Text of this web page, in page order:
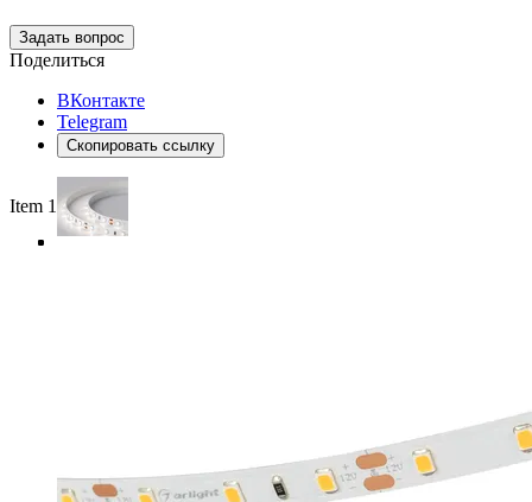
Задать вопрос
Поделиться
ВКонтакте
Telegram
Скопировать ссылку
Item 1 of 4